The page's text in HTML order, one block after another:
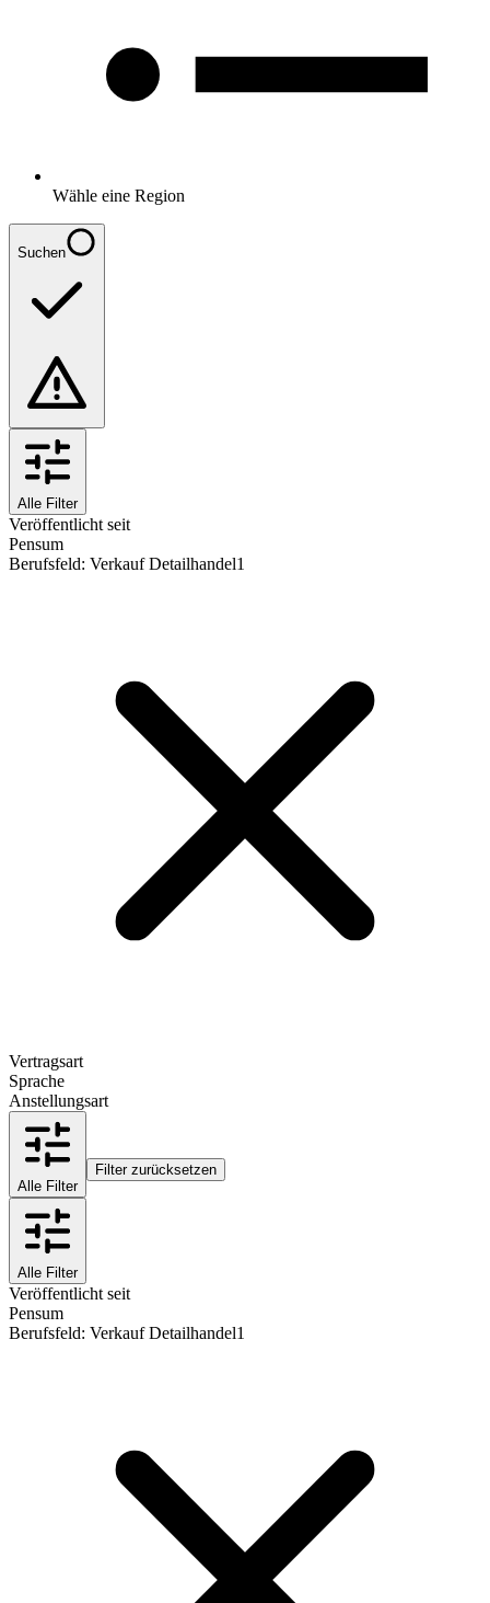
Wähle eine Region
Suchen
Alle Filter
Veröffentlicht seit
Pensum
Berufsfeld: Verkauf Detailhandel1
Vertragsart
Sprache
Anstellungsart
Alle Filter
Filter zurücksetzen
Alle Filter
Veröffentlicht seit
Pensum
Berufsfeld: Verkauf Detailhandel1